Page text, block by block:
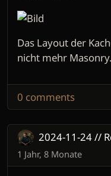
Das Layout der
nicht mehr Masonry.
0 comments
2024-11-24 //
1 Jahr, 8 Monate